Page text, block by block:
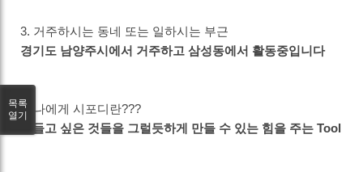
3. 거주하시는 동네 또는 일하시는 부근
경기도 남양주시에서 거주하고 삼성동에서 활동중입니다
4. 나에게 시포디란???
만들고 싶은 것들을 그럴듯하게 만들 수 있는 힘을 주는 Tool
목록
열기